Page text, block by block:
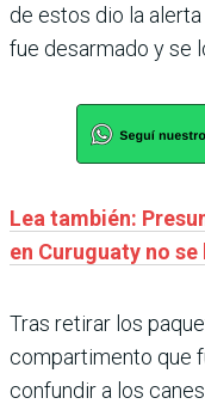
de estos dio la
fue desarmado y se
Lea también:
en Curuguaty no
Tras retirar los
compartimento que
confundir a los